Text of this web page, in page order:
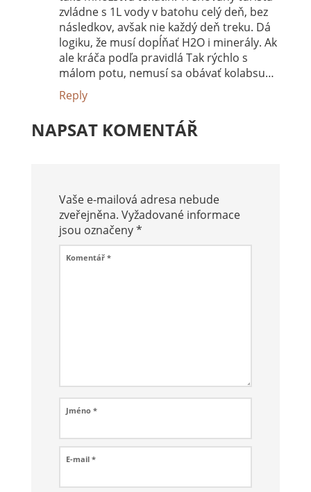
zvládne s 1L vody v batohu celý deň, bez
následkov, avšak nie každý deň treku. Dá
logiku, že musí dopĺňať H2O i minerály. Ak
ale kráča podľa pravidlá Tak rýchlo s
málom potu, nemusí sa obávať kolabsu…
Reply
NAPSAT KOMENTÁŘ
Vaše e-mailová adresa nebude
zveřejněna. Vyžadované informace
jsou označeny*
Komentář *
Jméno *
E-mail *